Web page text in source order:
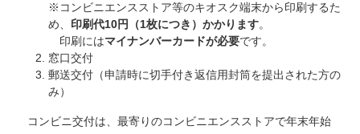
​※コンビニエンスストア等のキオスク端末から印刷するた
め、 印刷代10円（1枚につき）かかります。
印刷にはマイナンバーカードが必要です。
窓口交付
郵送交付（申請時に切手付き返信用封筒を提出された方の
み）
コンビニ交付は、最寄りのコンビニエンスストアで年末年始